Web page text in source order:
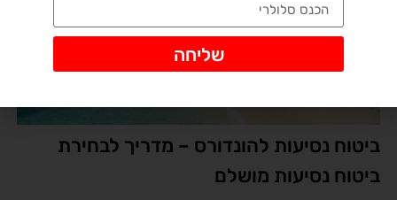
ביטוח נסיעות להונדורס – מדריך לבחירת
ביטוח נסיעות מושלם
שליחה